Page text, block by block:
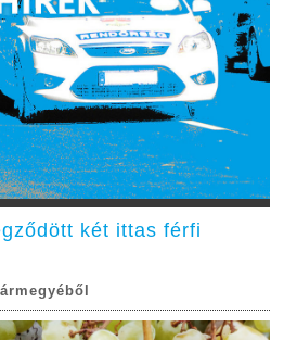
két ittas férfi